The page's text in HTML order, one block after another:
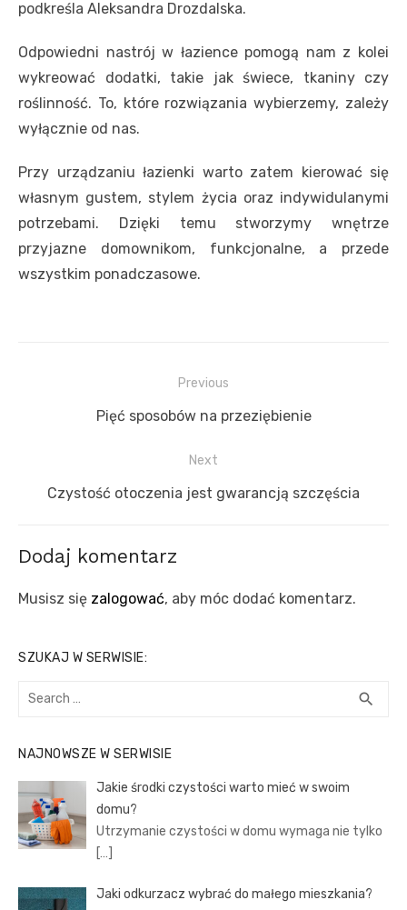
podkreśla Aleksandra Drozdalska.
Odpowiedni nastrój w łazience pomogą nam z kolei
wykreować dodatki, takie jak świece, tkaniny czy
roślinność. To, które rozwiązania wybierzemy, zależy
wyłącznie od nas.
Przy urządzaniu łazienki warto zatem kierować się
własnym gustem, stylem życia oraz indywidulanymi
potrzebami. Dzięki temu stworzymy wnętrze
przyjazne domownikom, funkcjonalne, a przede
wszystkim ponadczasowe.
Previous
Previous
Pięć sposobów na przeziębienie
Next
Next
Czystość otoczenia jest gwarancją szczęścia
Dodaj komentarz
Musisz się zalogować, aby móc dodać komentarz.
SZUKAJ W SERWISIE:
Search
search
NAJNOWSZE W SERWISIE
Jakie środki czystości warto mieć w swoim
domu?
Utrzymanie czystości w domu wymaga nie tylko
[…]
Jaki odkurzacz wybrać do małego mieszkania?